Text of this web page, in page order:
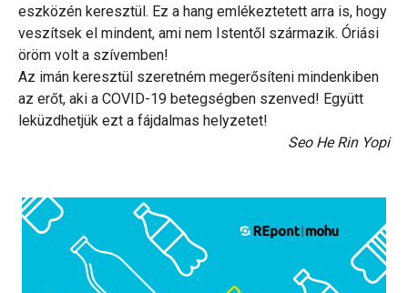
eszközén keresztül. Ez a hang emlékeztetett arra is, hogy
veszítsek el mindent, ami nem Istentől származik. Óriási
öröm volt a szívemben!
Az imán keresztül szeretném megerősíteni mindenkiben
az erőt, aki a COVID-19 betegségben szenved! Együtt
leküzdhetjük ezt a fájdalmas helyzetet!
Seo He Rin Yopi